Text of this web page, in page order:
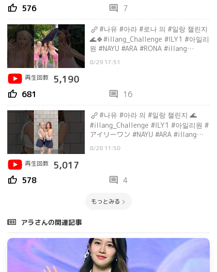
thumb_up 576 comment 7
#나유 #아라 #로나 의 #일랑 챌린지
🌊🍀#illang_Challenge #ILY1 #아일리
원 #NAYU #ARA #RONA #illang
8/29 17:51
再生回数
5,190
thumb_up 681 comment 16
#나유 #아라 의 #일랑 챌린지 🌊
#illang_Challenge #ILY1 #아일리원 #
アイリーワン #NAYU #ARA #illang
8/28 11:50
再生回数
5,017
thumb_up 578 comment 4
もっとみる
アラさんの関連記事